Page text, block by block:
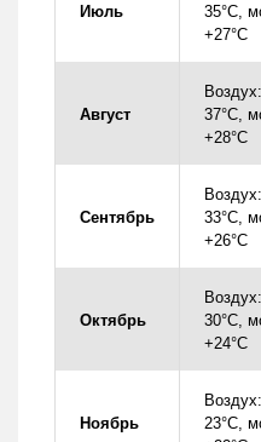
Июль
35°C,
+27°C
Август
37°C,
+28°C
Сентябрь
33°C,
+26°C
Октябрь
30°C,
+24°C
Ноябрь
23°C,